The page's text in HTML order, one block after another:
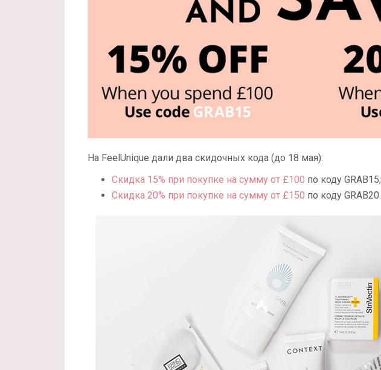
На FeelUnique дали два скидочных кода (до 18 мая):
Скидка 15% при покупке на сумму от £100 по коду GRAB15;
Скидка 20% при покупке на сумму от £150 по коду GRAB20.